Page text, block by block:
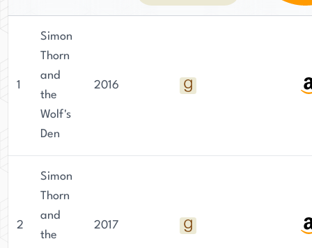
1
Simon
Thorn
and
the
Wolf's
Den
2016
2
Simon
Thorn
and
the
2017